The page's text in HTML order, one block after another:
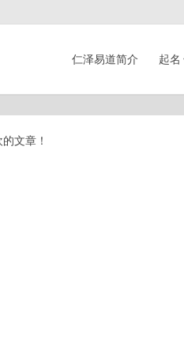
仁泽易道简介 起名
文章！